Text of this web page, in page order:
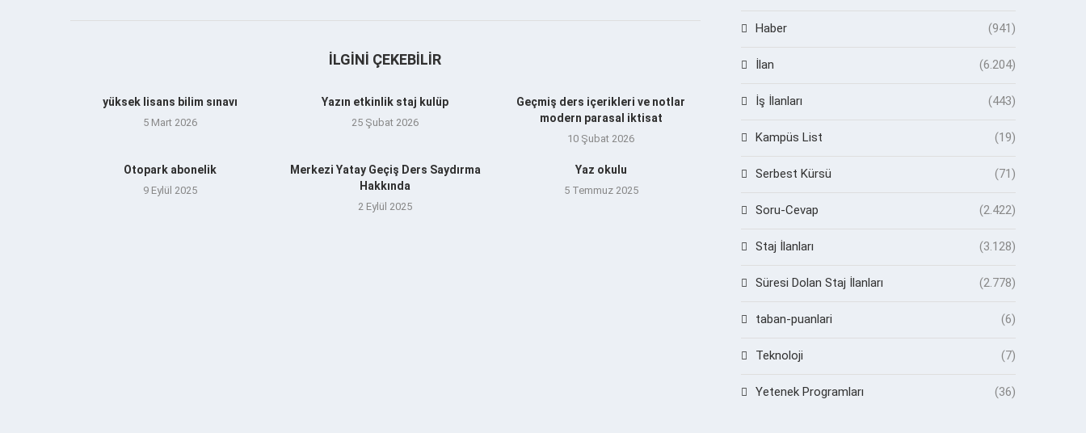
İLGINI ÇEKEBILIR
yüksek lisans bilim sınavı
5 Mart 2026
Yazın etkinlik staj kulüp
25 Şubat 2026
Geçmiş ders içerikleri ve notlar
modern parasal iktisat
10 Şubat 2026
Otopark abonelik
9 Eylül 2025
Merkezi Yatay Geçiş Ders Saydırma
Hakkında
2 Eylül 2025
Yaz okulu
5 Temmuz 2025
Haber (941)
İlan (6.204)
İş İlanları (443)
Kampüs List (19)
Serbest Kürsü (71)
Soru-Cevap (2.422)
Staj İlanları (3.128)
Süresi Dolan Staj İlanları (2.778)
taban-puanlari (6)
Teknoloji (7)
Yetenek Programları (36)